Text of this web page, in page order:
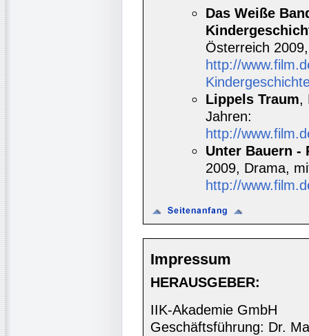
Das Weiße
Österreich
http://
Lippels Traum,
Jahren:
http://
Unter Bauern -
2009, Drama,
http://
Impressum
HERAUSGEBER:
IIK-Akademie GmbH
Geschäftsführung: Dr.